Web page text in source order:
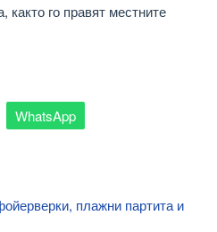
както го правят местните
WhatsApp
плажни партита и